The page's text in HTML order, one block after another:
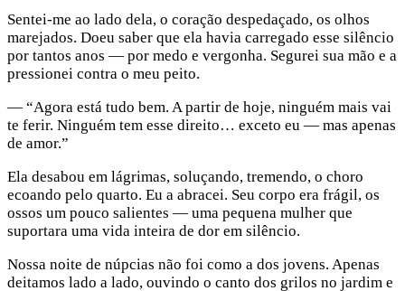
Sentei-me ao lado dela, o coração despedaçado, os olhos
marejados. Doeu saber que ela havia carregado esse silêncio
por tantos anos — por medo e vergonha. Segurei sua mão e a
pressionei contra o meu peito.
— “Agora está tudo bem. A partir de hoje, ninguém mais vai
te ferir. Ninguém tem esse direito… exceto eu — mas apenas
de amor.”
Ela desabou em lágrimas, soluçando, tremendo, o choro
ecoando pelo quarto. Eu a abracei. Seu corpo era frágil, os
ossos um pouco salientes — uma pequena mulher que
suportara uma vida inteira de dor em silêncio.
Nossa noite de núpcias não foi como a dos jovens. Apenas
deitamos lado a lado, ouvindo o canto dos grilos no jardim e